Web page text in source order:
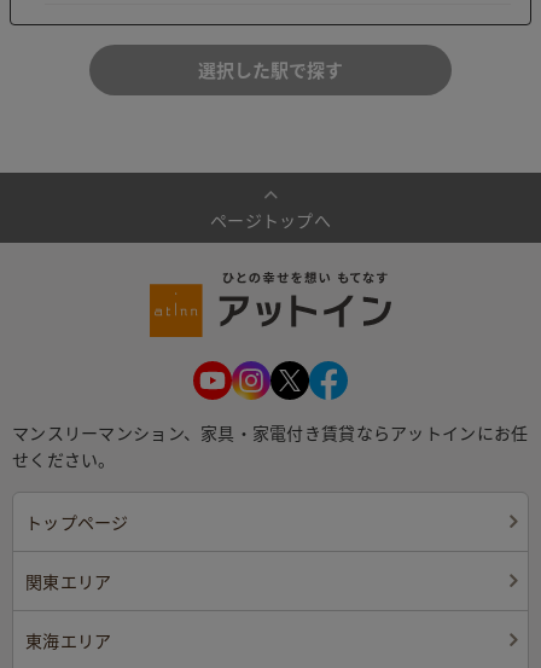
ページトップへ
マンスリーマンション、家具・家電付き賃貸ならアットインにお任
せください。
トップページ
関東エリア
東海エリア